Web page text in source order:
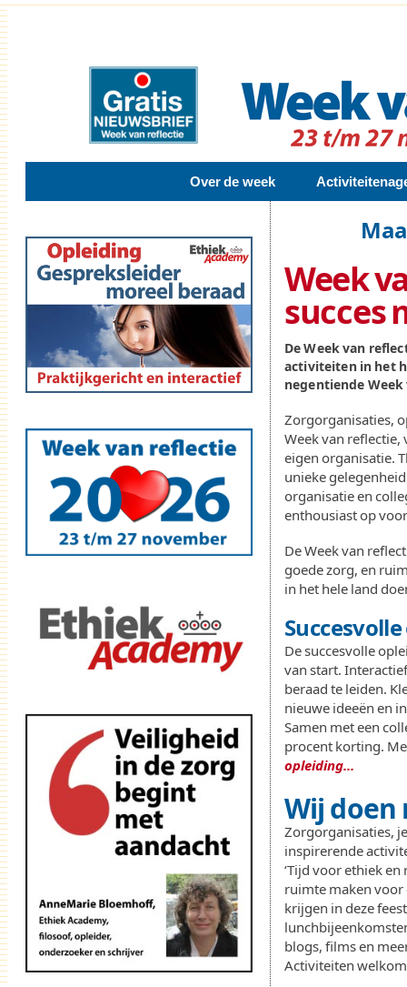
Over de week
Week
succes
De Week van
activiteiten in het
negentiende
Zorgorganisaties,
Week van
eigen organisatie.
unieke
organisatie en
enthousiast op
De Week van
goede zorg, en
in het hele land
De succesvolle
van start.
beraad te leiden.
nieuwe ideeën en
Samen met een
procent korting.
opleiding...
Wij doen
Zorgorganisaties,
inspirerende
‘Tijd voor ethiek
ruimte maken voor
krijgen in deze
blogs, films en
Activiteiten